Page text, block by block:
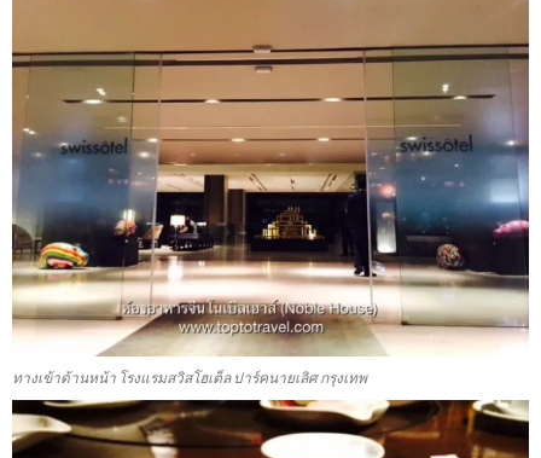
ทางเข้าด้านหน้า โรงแรมสวิสโฮเต็ล ปาร์คนายเลิศ กรุงเทพ